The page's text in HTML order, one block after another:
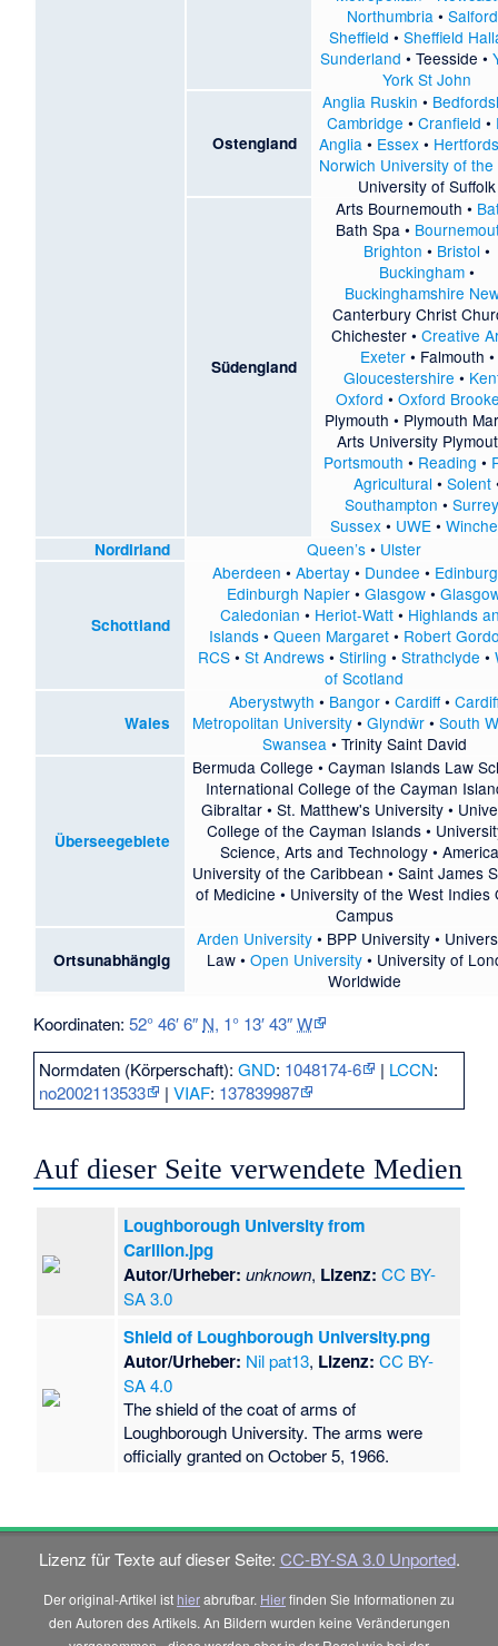
Northumbria• Salford
Sheffield • Sheffield
Sunderland •Teesside •
York St John
Ostengland
Anglia Ruskin •
Cambridge •Cranfield •
Anglia• Essex•
Norwich University of the
University of Suffolk
Südengland
Arts Bournemouth •
Bath Spa•
Brighton • Bristol •
Buckingham •
Buckinghamshire
Canterbury Christ
Chichester •Creative
Exeter• Falmouth •
Gloucestershire •
Oxford •Oxford
Plymouth • Plymouth
Arts University
Portsmouth • Reading •
Agricultural • Solent
Southampton •
Sussex• UWE•
Nordirland Queen’s • Ulster
Schottland
Aberdeen • Abertay• Dundee •
Edinburgh Napier •Glasgow •
Caledonian • Heriot-Watt• Highlands
Islands •Queen Margaret • Robert
RCS •St Andrews •Stirling •Strathclyde •
of Scotland
Wales
Aberystwyth • Bangor• Cardiff•
Metropolitan University• Glyndŵr• South
Swansea• Trinity Saint David
Überseegebiete
Bermuda College •Cayman Islands Law
International College of the Cayman
Gibraltar •St. Matthew's University •
College of the Cayman Islands•
Science, Arts and Technology •
University of the Caribbean •Saint James
of Medicine • University of the West Indies
Campus
Ortsunabhängig
Arden University • BPP University •
Law •Open University • University of
Worldwide
Koordinaten:52° 46′ 6″ N, 1° 13′ 43″W
Normdaten (Körperschaft):GND: 1048174-6 | LCCN:
no2002113533
|VIAF: 137839987
Auf dieser Seite verwendete Medien
Loughborough University from
Carillon.jpg
Autor/Urheber: unknown, Lizenz: CC BY-
SA 3.0
Shield of Loughborough University.png
Autor/Urheber: Nil pat13, Lizenz: CC BY-
SA 4.0
The shield of the coat of arms of
Loughborough University. The arms were
officially granted on October 5, 1966.
Lizenz für Texte auf dieser Seite: CC-BY-SA 3.0 Unported.
Der original-Artikel ist hierabrufbar. Hierfinden Sie Informationen zu
den Autoren des Artikels. An Bildern wurden keine Veränderungen